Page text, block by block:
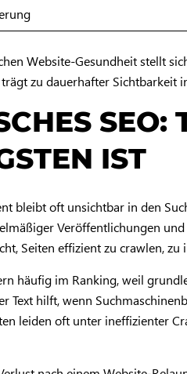
Website-Gesundheit stellt
trägt zu dauerhafter
IST
bleibt oft unsichtbar in den
Veröffentlichungen
Seiten effizient zu crawlen,
häufig im Ranking, weil
Text hilft, wenn
leiden oft unter ineffizienter